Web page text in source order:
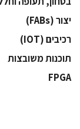
‫יצור (‪(FABs‬‬
‫רכיבים‬ (IOT)
‫תוכנות משובצות‬
‫‪FPGA‬‬